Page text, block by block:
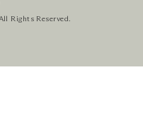
Rights Reserved.